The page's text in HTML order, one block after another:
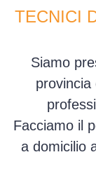
TECNICI
Siamo
provincia
Facciamo il
a domicilio